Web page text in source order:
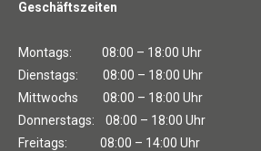
Geschäftszeiten
Montags: 08:00 – 18:00 Uhr
Dienstags: 08:00 – 18:00 Uhr
Mittwochs 08:00 – 18:00 Uhr
Donnerstags: 08:00 – 18:00 Uhr
Freitags: 08:00 – 14:00 Uhr